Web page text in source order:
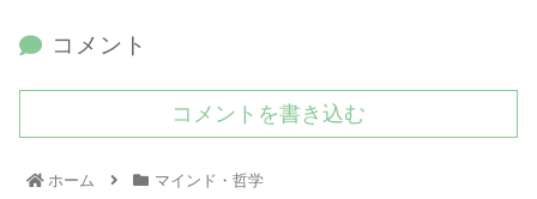
コメント
コメントを書き込む
ホーム マインド・哲学